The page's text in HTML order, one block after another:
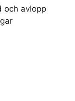
och avlopp